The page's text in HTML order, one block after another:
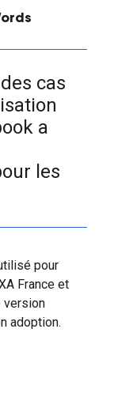
cas
a
les
pour
France et
version
adoption.